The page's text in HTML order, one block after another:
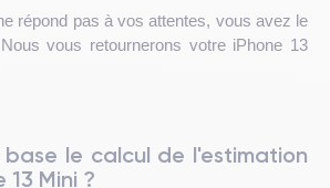
répond pas à vos attentes, vous avez le
vous retournerons votre iPhone 13
base le calcul de l'estimation
13 Mini ?